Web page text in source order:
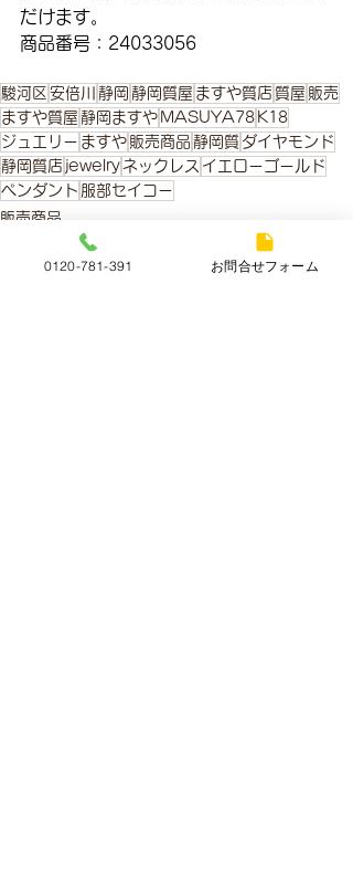
だけます。
商品番号：24033056
駿河区 安倍川 静岡 静岡質屋 ますや質店 質屋 販売
ますや質屋 静岡ますや MASUYA78 K18
ジュエリー ますや 販売商品 静岡質 ダイヤモンド
静岡質店 jewelryネックレス イエローゴールド
ペンダント 服部セイコー
販売商品
0120-781-391 お問合せフォーム